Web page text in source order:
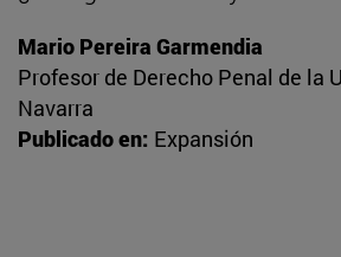
Mario Pereira Garmendia
Profesor de Derecho Penal de la
Navarra
Publicado en: Expansión